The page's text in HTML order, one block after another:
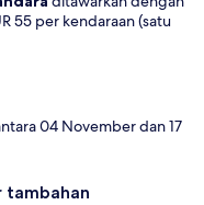
55 per kendaraan (satu
04 November dan 17